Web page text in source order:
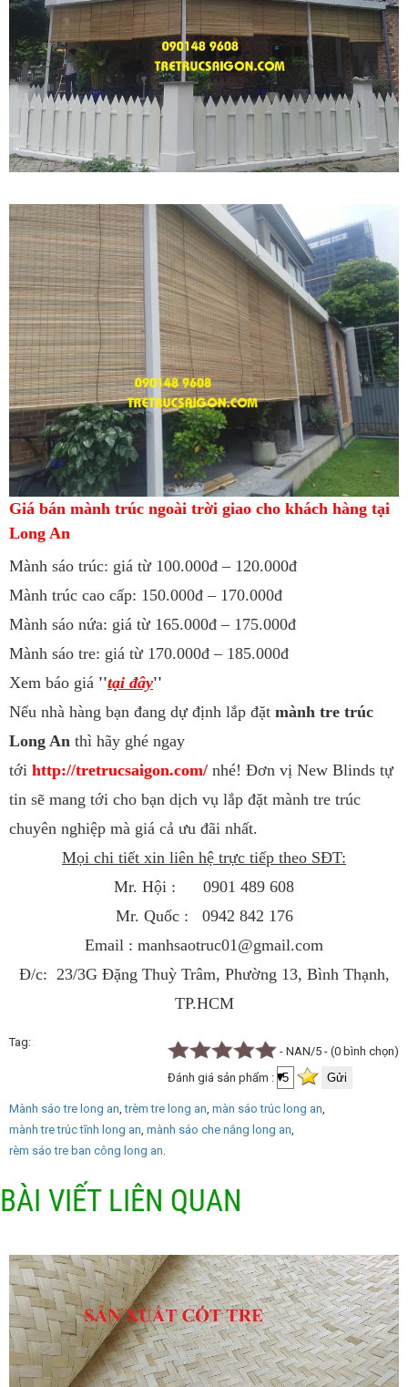
Giá bán mành trúc ngoài trời giao cho khách hàng tại
Long An
Mành sáo trúc: giá từ 100.000đ – 120.000đ
Mành trúc cao cấp: 150.000đ – 170.000đ
Mành sáo nứa: giá từ 165.000đ – 175.000đ
Mành sáo tre: giá từ 170.000đ – 185.000đ
Xem báo giá ''tại đây''
Nếu nhà hàng bạn đang dự định lắp đặt mành tre trúc
Long An thì hãy ghé ngay
tới http://tretrucsaigon.com/ nhé! Đơn vị New Blinds tự
tin sẽ mang tới cho bạn dịch vụ lắp đặt mành tre trúc
chuyên nghiệp mà giá cả ưu đãi nhất.
Mọi chi tiết xin liên hệ trực tiếp theo SĐT:
Mr. Hội : 0901 489 608
Mr. Quốc : 0942 842 176
Email : manhsaotruc01@gmail.com
Đ/c: 23/3G Đặng Thuỳ Trâm, Phường 13, Bình Thạnh,
TP.HCM
- NAN/5 - (0 bình chọn)
Đánh giá sản phẩm :
Tag
Mành sáo tre long an trèm tre long an màn sáo trúc long an
mành tre trúc tĩnh long an mành sáo che nắng long an
rèm sáo tre ban công long an
BÀI VIẾT LIÊN QUAN